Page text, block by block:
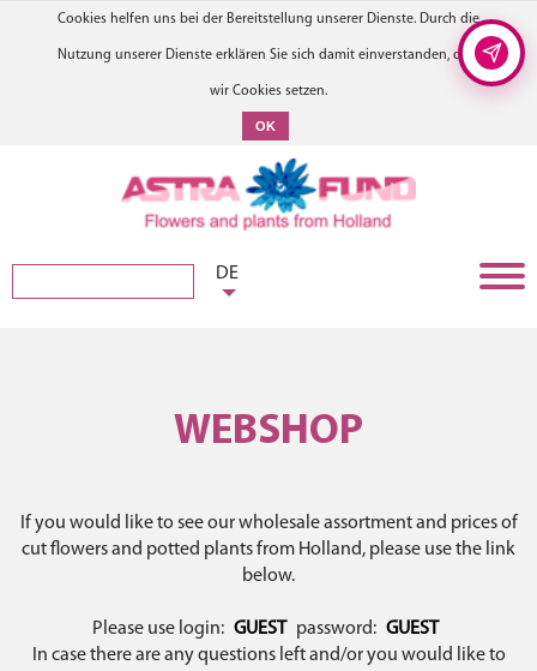
Cookies helfen uns bei der Bereitstellung unserer Dienste. Durch die
Nutzung unserer Dienste erklären Sie sich damit einverstanden, dass
wir Cookies setzen.
OK
DE
WEBSHOP
If you would like to see our wholesale assortment and prices of
cut flowers and potted plants from Holland, please use the link
below.
Please use login: GUEST password: GUEST
In case there are any questions left and/or you would like to